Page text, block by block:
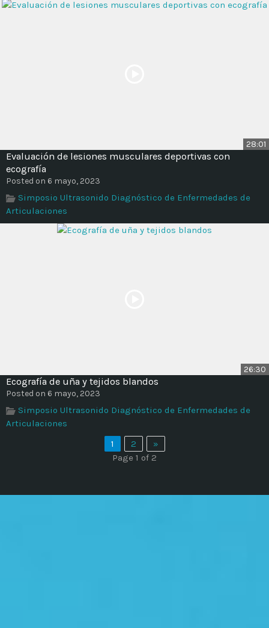
28:01
Evaluación de lesiones musculares deportivas con
ecografía
Posted on 6 mayo, 2023
Simposio Ultrasonido Diagnóstico de Enfermedades de
Articulaciones
26:30
Ecografía de uña y tejidos blandos
Posted on 6 mayo, 2023
Simposio Ultrasonido Diagnóstico de Enfermedades de
Articulaciones
1
2
»
Page 1 of 2